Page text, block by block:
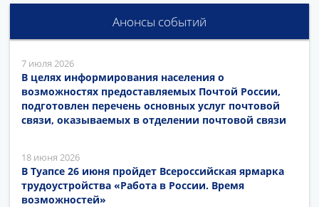
Анонсы событий
7 июля 2026
В целях информирования населения о
возможностях предоставляемых Почтой России,
подготовлен перечень основных услуг почтовой
связи, оказываемых в отделении почтовой связи
18 июня 2026
В Туапсе 26 июня пройдет Всероссийская ярмарка
трудоустройства «Работа в России. Время
возможностей»